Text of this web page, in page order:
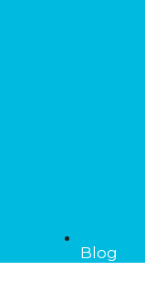
Blog